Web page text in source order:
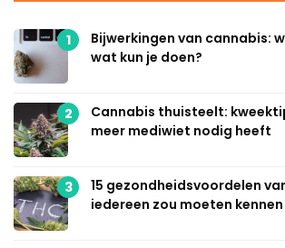
1
Bijwerkingen van cannabis:
wat kun je doen?
2
Cannabis thuisteelt:
meer mediwiet nodig heeft
3
15 gezondheidsvoordelen
iedereen zou moeten kennen